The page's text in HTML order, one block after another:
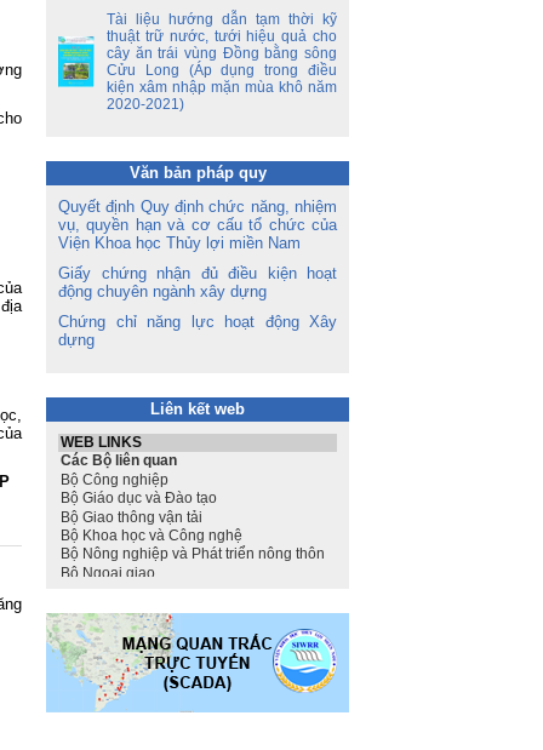
Tài liệu hướng dẫn tạm thời kỹ
thuật trữ nước, tưới hiệu quả cho
cây ăn trái vùng Đồng bằng sông
Cửu Long (Áp dụng trong điều
kiện xâm nhập mặn mùa khô năm
2020-2021)
Văn bản pháp quy
Quyết định Quy định chức năng, nhiệm
vụ, quyền hạn và cơ cấu tổ chức của
Viện Khoa học Thủy lợi miền Nam
Giấy chứng nhận đủ điều kiện hoạt
động chuyên ngành xây dựng
Chứng chỉ năng lực hoạt động Xây
dựng
Liên kết web